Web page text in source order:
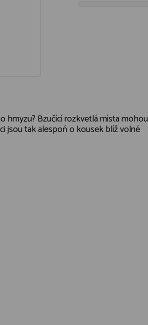
hmyzu? Bzučící rozkvetlá místa mohou
jsou tak alespoń o kousek blíž volné